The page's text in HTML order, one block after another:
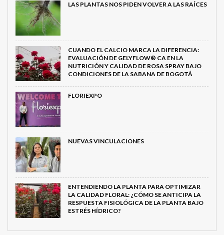
LAS PLANTAS NOS PIDEN VOLVER A LAS RAÍCES
CUANDO EL CALCIO MARCA LA DIFERENCIA:
EVALUACIÓN DE GELYFLOW® CA EN LA
NUTRICIÓN Y CALIDAD DE ROSA SPRAY BAJO
CONDICIONES DE LA SABANA DE BOGOTÁ
FLORIEXPO
NUEVAS VINCULACIONES
ENTENDIENDO LA PLANTA PARA OPTIMIZAR
LA CALIDAD FLORAL: ¿CÓMO SE ANTICIPA LA
RESPUESTA FISIOLÓGICA DE LA PLANTA BAJO
ESTRÉS HÍDRICO?